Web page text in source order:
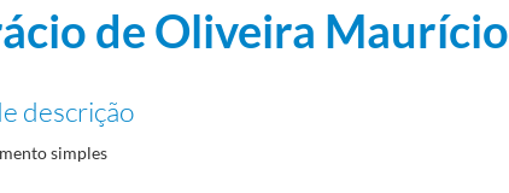
de Oliveira Maurício
descrição
simples